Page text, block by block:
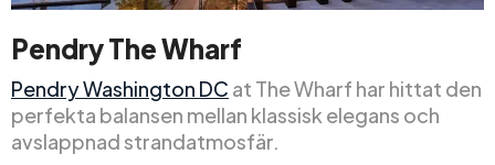
Pendry The Wharf
Pendry Washington DC at The Wharf har hittat den
perfekta balansen mellan klassisk elegans och
avslappnad strandatmosfär.